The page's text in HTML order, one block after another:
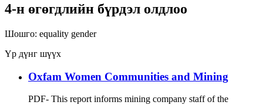
4-н өгөгдлийн бүрдэл олдлоо
Шошго: equality gender
Үр дүнг шүүх
Oxfam Women Communities and Mining
PDF- This report informs mining company staff of the